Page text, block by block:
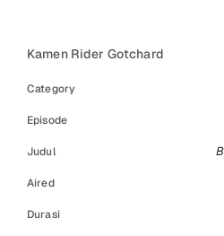
Kamen Rider Gotchard
Category
Episode
Judul
Aired
Durasi